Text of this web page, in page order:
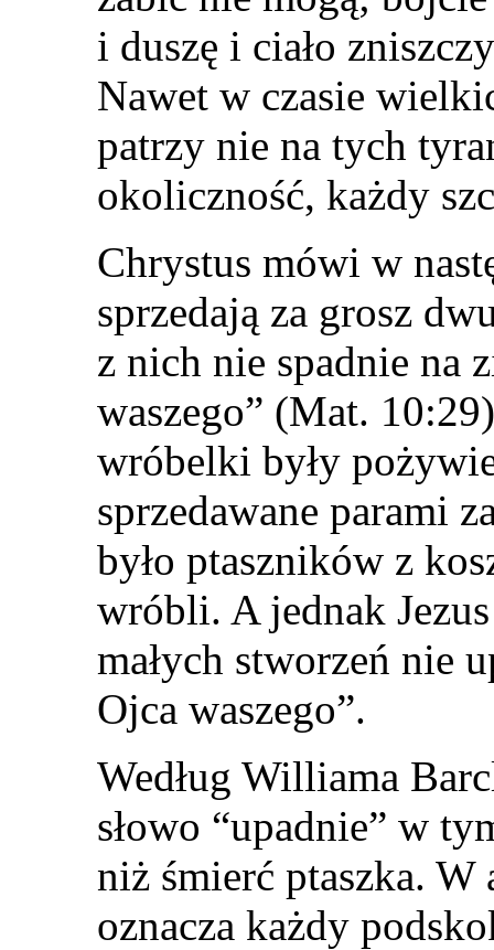
i duszę i ciało
Nawet w czasie
patrzy nie na tych
okoliczność, każdy
Chrystus mówi w
sprzedają za grosz
z nich nie spadnie na
waszego” (Mat.
wróbelki były
sprzedawane parami
było ptaszników z
wróbli. A jednak
małych stworzeń nie
Ojca waszego”.
Według Williama
słowo “upadnie” w
niż śmierć ptaszka. W
oznacza każdy